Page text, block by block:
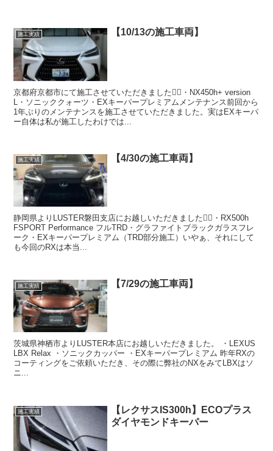
施工実績 【10/13の施工車両】
京都府京都市にて施工させていただきました🙇‍♂️・NX450h+ version
L・ソニッククォーツ・EXキーパープレミアムメンテナンス前回から
1年ぶりのメンテナンスを施工させていただきました。実はEXキーパ
ー自体は私が施工したわけでは...
施工実績 【4/30の施工車両】
静岡県よりLUSTER磐田支店にお越しいただきました🙇‍♂️・RX500h
FSPORT Performance フルTRD・グラファイトブラックガラスフレ
ーク・EXキーパープレミアム（TRD部分施工）いやぁ、それにして
も今回のRXは本当...
施工実績 【7/29の施工車両】
茨城県神栖市よりLUSTER本店にお越しいただきました。 ・LEXUS
LBX Relax ・ソニックカッパー ・EXキーパープレミアム 昨年RXの
コーティングをご依頼いただき、その際に弊社のNXをみてLBXはソ
ニ...
施工実績
【レクサスIS300h】ECOプラス
ダイヤモンドキーパー